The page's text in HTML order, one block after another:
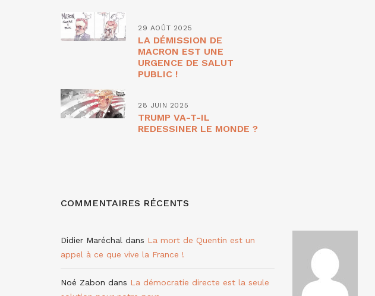
29 AOÛT 2025
LA DÉMISSION DE
MACRON EST UNE
URGENCE DE SALUT
PUBLIC !
28 JUIN 2025
TRUMP VA-T-IL
REDESSINER LE MONDE ?
COMMENTAIRES RÉCENTS
Didier Maréchal dans La mort de Quentin est un
appel à ce que vive la France !
Noé Zabon dans La démocratie directe est la seule